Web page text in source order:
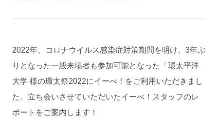
2022年、コロナウイルス感染症対策期間を明け、3年ぶ
りとなった一般来場者も参加可能となった「環太平洋
大学 様の環太祭2022にイーべ！をご利用いただきまし
た。立ち会いさせていただいたイーべ！スタッフのレ
ポートをご案内します！